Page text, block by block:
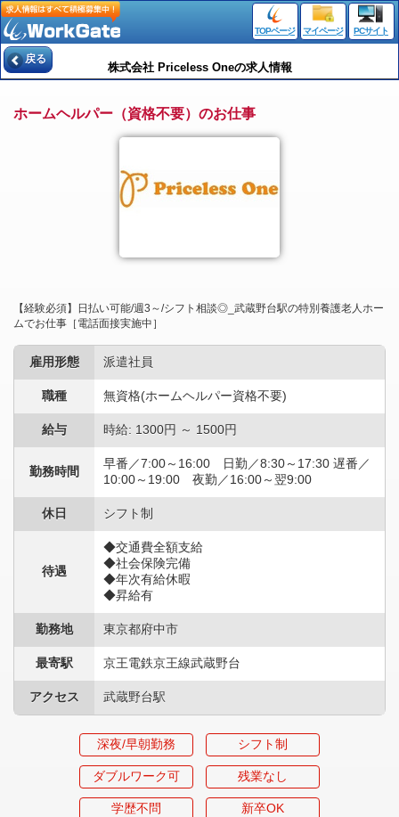
TOPページ マイページ PCサイト
戻る
株式会社 Priceless Oneの求人情報
ホームヘルパー（資格不要）のお仕事
【経験必須】日払い可能/週3～/シフト相談◎_武蔵野台駅の特別養護老人ホー
ムでお仕事［電話面接実施中］
雇用形態 派遣社員
職種 無資格(ホームヘルパー資格不要)
給与 時給: 1300円 ～ 1500円
勤務時間
早番／7:00～16:00 日勤／8:30～17:30 遅番／
10:00～19:00 夜勤／16:00～翌9:00
休日 シフト制
待遇
◆交通費全額支給
◆社会保険完備
◆年次有給休暇
◆昇給有
勤務地 東京都府中市
最寄駅 京王電鉄京王線武蔵野台
アクセス 武蔵野台駅
深夜/早朝勤務 シフト制
ダブルワーク可 残業なし
学歴不問 新卒OK